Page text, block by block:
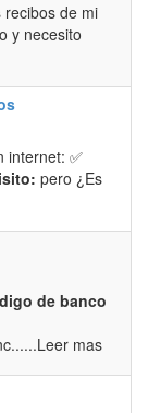
de mi
y necesito
internet: ✅
pero ¿Es
de banco
mas